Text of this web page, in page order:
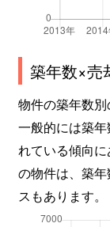
築年数×売
物件の築年数別
一般的には築
れている傾向
の物件は、築
スもあります。